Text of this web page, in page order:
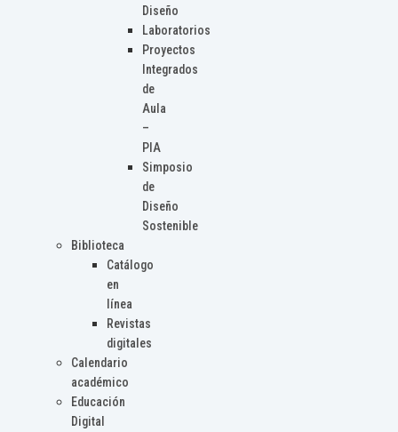
Diseño
Laboratorios
Proyectos
Integrados
de
Aula
–
PIA
Simposio
de
Diseño
Sostenible
Biblioteca
Catálogo
en
línea
Revistas
digitales
Calendario
académico
Educación
Digital